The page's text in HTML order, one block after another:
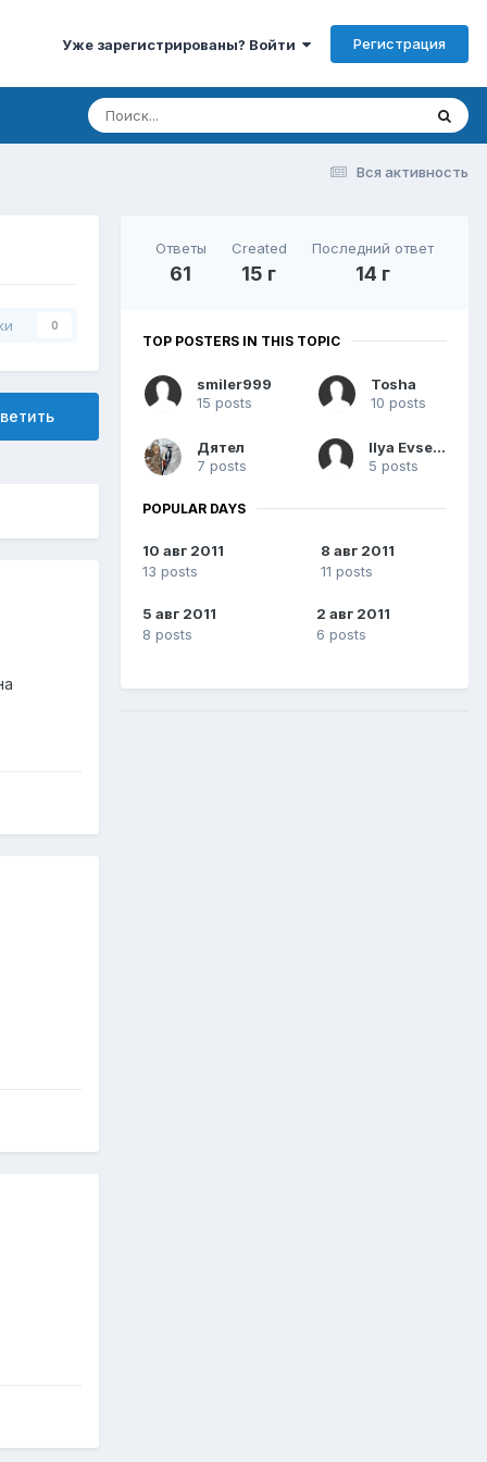
Уже зарегистрированы? Войти Регистрация
Вся активность
0
Ответы
61
Created
15 г
Последний ответ
14 г
TOP POSTERS IN THIS TOPIC
smiler999
15 posts
Tosha
10 posts
Дятел
7 posts
Ilya Evseev
5 posts
POPULAR DAYS
10 авг 2011
13 posts
8 авг 2011
11 posts
5 авг 2011
8 posts
2 авг 2011
6 posts